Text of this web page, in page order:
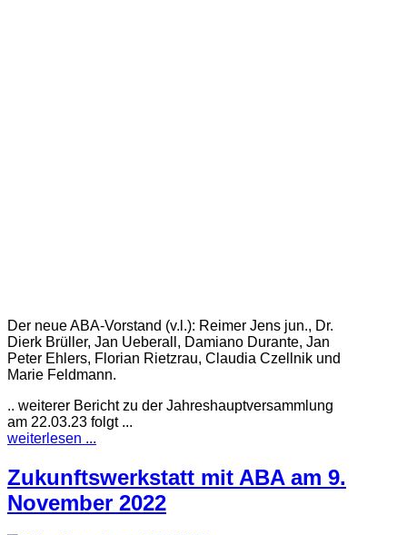
Der neue ABA-Vorstand (v.l.): Reimer Jens jun., Dr.
Dierk Brüller, Jan Ueberall, Damiano Durante, Jan
Peter Ehlers, Florian Rietzrau, Claudia Czellnik und
Marie Feldmann.
.. weiterer Bericht zu der Jahreshauptversammlung
am 22.03.23 folgt ...
weiterlesen ...
Zukunftswerkstatt mit ABA am 9.
November 2022